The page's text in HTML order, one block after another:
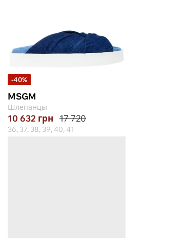
-40%
MSGM
Шлепанцы
10 632 грн 17 720
36, 37, 38, 39, 40, 41